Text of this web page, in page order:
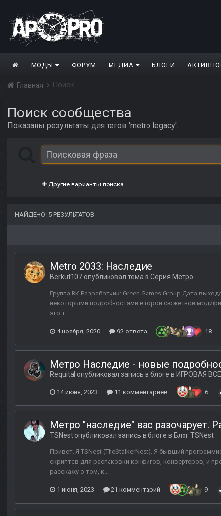
МОДЫ ФОРУМ МЕДИА БЛОГИ
Главная Поиск
Поиск сообщества
Показаны результаты для тегов 'metro legacy'.
Другие варианты поиска
НАЙДЕНО: 5 РЕЗУЛЬТАТОВ
Metro 2033: Наследие
Berkut107 опубликовал тема в Серия Метро
Группа ВК Разработчик: Green Games Group Дата
некоторыми подробностями второй сюжетной
это т...
4 ноября, 2020 92 ответа 18
Метро Наследие - новые
Requital опубликовал запись в блоге в ИГРОВАЯ
14 июня, 2023 11 комментариев 6
Метро "наследие" вас разочарует.
TSNest опубликовал запись в блоге в Блог TSNest
Привет. Я TSNest (TheStalkerNest). Я бывший
скриптов для распаковки конфигов, конвертеров, и
расскажу о том, к...
1 июня, 2023 21 комментарий 9